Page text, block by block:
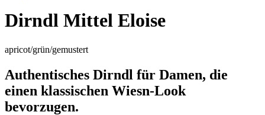
Dirndl Mittel Eloise
apricot/grün/gemustert
Authentisches Dirndl für Damen, die
einen klassischen Wiesn-Look
bevorzugen.